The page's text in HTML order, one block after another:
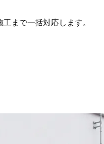
まで一括対応します。